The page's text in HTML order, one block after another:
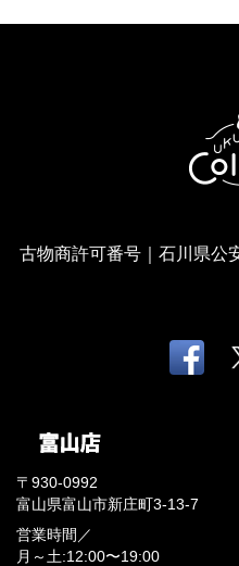
古物商許可番号｜石川県公
〒930-0992
富山県富山市新庄町3-13-7
営業時間／
月～土:12:00〜19:00